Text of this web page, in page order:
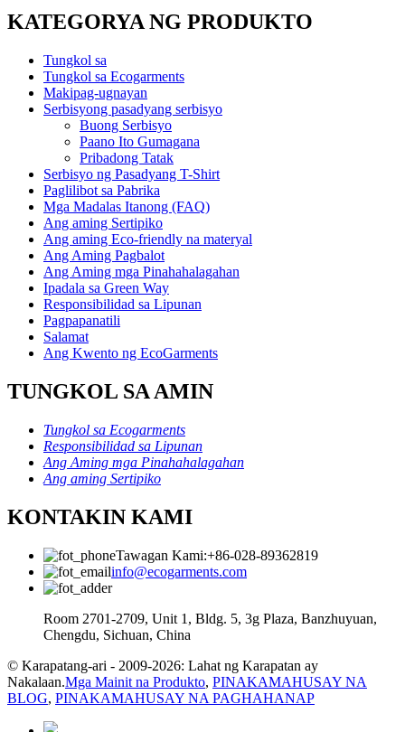
KATEGORYA NG PRODUKTO
Tungkol sa
Tungkol sa Ecogarments
Makipag-ugnayan
Serbisyong pasadyang serbisyo
Buong Serbisyo
Paano Ito Gumagana
Pribadong Tatak
Serbisyo ng Pasadyang T-Shirt
Paglilibot sa Pabrika
Mga Madalas Itanong (FAQ)
Ang aming Sertipiko
Ang aming Eco-friendly na materyal
Ang Aming Pagbalot
Ang Aming mga Pinahahalagahan
Ipadala sa Green Way
Responsibilidad sa Lipunan
Pagpapanatili
Salamat
Ang Kwento ng EcoGarments
TUNGKOL SA AMIN
Tungkol sa Ecogarments
Responsibilidad sa Lipunan
Ang Aming mga Pinahahalagahan
Ang aming Sertipiko
KONTAKIN KAMI
Tawagan Kami:+86-028-89362819
info@ecogarments.com
Room 2701-2709, Unit 1, Bldg. 5, 3g Plaza, Banzhuyuan,
Chengdu, Sichuan, China
© Karapatang-ari - 2009-2026: Lahat ng Karapatan ay
Nakalaan.Mga Mainit na Produkto, PINAKAMAHUSAY NA
BLOG, PINAKAMAHUSAY NA PAGHAHANAP